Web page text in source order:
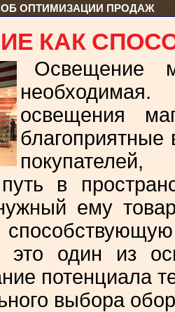
ОПТИМИЗАЦИИ ПРОДАЖ
КАК
Освещение
освещения
в
ему
это один из
потенциала
выбора